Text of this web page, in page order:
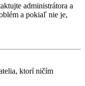
administrátora a
a pokiaľ nie je,
ktorí ničím